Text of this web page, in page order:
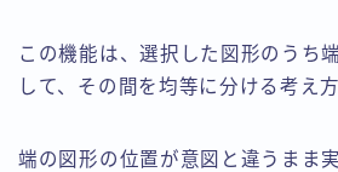
この機能は、選択した図形のうち
して、その間を均等に分ける考え方
端の図形の位置が意図と違うまま